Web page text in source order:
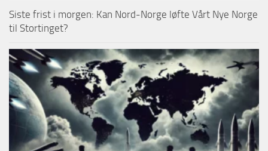
Siste frist i morgen: Kan Nord-Norge løfte Vårt Nye Norge
til Stortinget?